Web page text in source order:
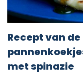
Recept van
met spinazie